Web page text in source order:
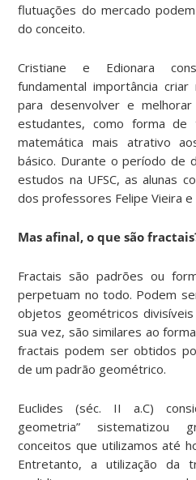
flutuações do mercado
do conceito.
Cristiane e Edionara
fundamental importância
para desenvolver e
estudantes, como forma
matemática mais atrativo
básico. Durante o período de
estudos na UFSC, as alunas
dos professores Felipe Vieira e
Mas afinal, o que são
Fractais são padrões ou
perpetuam no todo. Podem
objetos geométricos
sua vez, são similares ao
fractais podem ser obtidos
de um padrão geométrico.
Euclides (séc. II a.C)
geometria” sistematizou
conceitos que utilizamos até
Entretanto, a utilização da